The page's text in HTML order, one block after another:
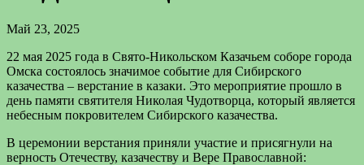
Май 23, 2025
22 мая 2025 года в Свято-Никольском Казачьем соборе города
Омска состоялось значимое событие для Сибирского
казачества – верстание в казаки. Это мероприятие прошло в
день памяти святителя Николая Чудотворца, который является
небесным покровителем Сибирского казачества.
В церемонии верстания приняли участие и присягнули на
верность Отечеству, казачеству и Вере Православной: